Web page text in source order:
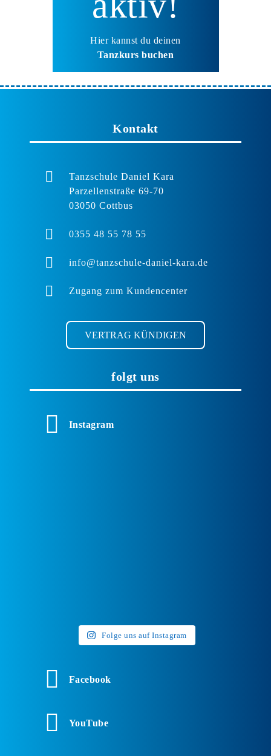
Hier kannst du deinen
Tanzkurs buchen
Kontakt
Tanzschule Daniel Kara
Parzellenstraße 69-70
03050 Cottbus
0355 48 55 78 55
info@tanzschule-daniel-kara.de
Zugang zum Kundencenter
VERTRAG KÜNDIGEN
folgt uns
Instagram
Folge uns auf Instagram
Facebook
YouTube